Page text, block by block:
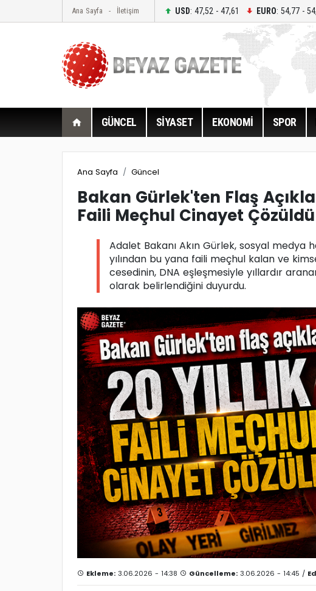
Ana Sayfa İletişim USD: 47,52 - 47,61 EURO: 54,77 -
GÜNCEL SİYASET EKONOMİ SPOR
Ana Sayfa Güncel
Bakan Gürlek'ten Flaş
Faili Meçhul Cinayet Çözüldü
Adalet Bakanı Akın Gürlek, sosyal medya
yılından bu yana faili meçhul kalan ve
cesedinin, DNA eşleşmesiyle yıllardır
olarak belirlendiğini duyurdu.
Ekleme: 3.06.2026 - 14:38 Güncelleme: 3.06.2026 - 14:45 /